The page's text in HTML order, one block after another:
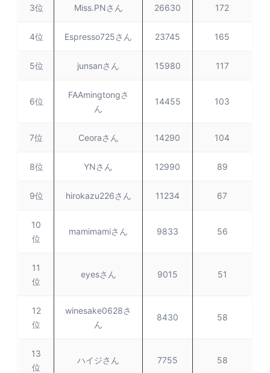
3位 Miss.PNさん 26630 172
4位 Espresso725さん 23745 165
5位 junsanさん 15980 117
6位
FAAmingtongさ
ん
14455 103
7位 Ceoraさん 14290 104
8位 YNさん 12990 89
9位 hirokazu226さん 11234 67
10
位
mamimamiさん 9833 56
11
位
eyesさん 9015 51
12
位
winesake0628さ
ん
8430 58
13
位
ハイジさん 7755 58